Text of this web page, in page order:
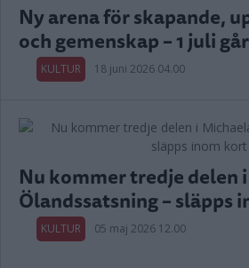
Ny arena för skapande,
och gemenskap – 1 juli
KULTUR 18 juni 2026 04.00
Nu kommer tredje delen
Ölandssatsning – släpps
KULTUR 05 maj 2026 12.00